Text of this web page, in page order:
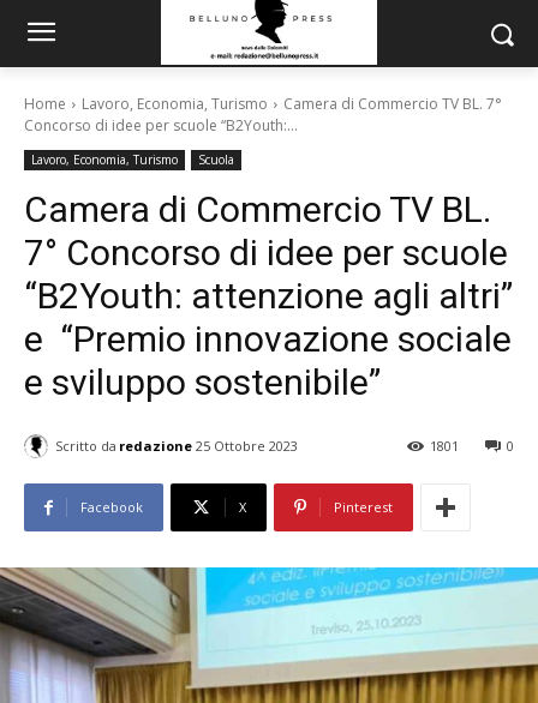
Home Lavoro, Economia, Turismo
Camera di Commercio TV BL. 7°
Concorso di idee per scuole “B2Youth:...
Lavoro, Economia, Turismo Scuola
Camera di Commercio TV BL.
7° Concorso di idee per scuole
“B2Youth: attenzione agli altri”
e “Premio innovazione sociale
e sviluppo sostenibile”
Scritto da redazione 25 Ottobre 2023 0
1801
Facebook X Pinterest